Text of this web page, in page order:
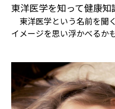
東洋医学を知って健康知
東洋医学という名前を聞
イメージを思い浮かべるか